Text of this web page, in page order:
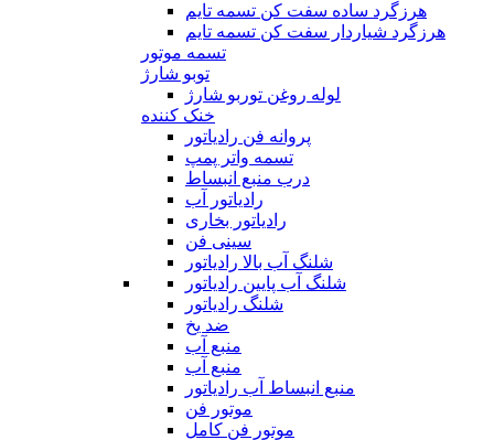
هرزگرد ساده سفت کن تسمه تایم
هرزگرد شیاردار سفت کن تسمه تایم
تسمه موتور
توبو شارژ
لوله روغن توربو شارژ
خنک کننده
پروانه فن رادیاتور
تسمه واتر پمپ
درب منبع انبساط
رادیاتور آب
رادیاتور بخاری
سینی فن
شلنگ آب بالا رادیاتور
شلنگ آب پایین رادیاتور
شلنگ رادیاتور
ضد یخ
منبع آب
منبع آب
منبع انبساط آب رادیاتور
موتور فن
موتور فن کامل